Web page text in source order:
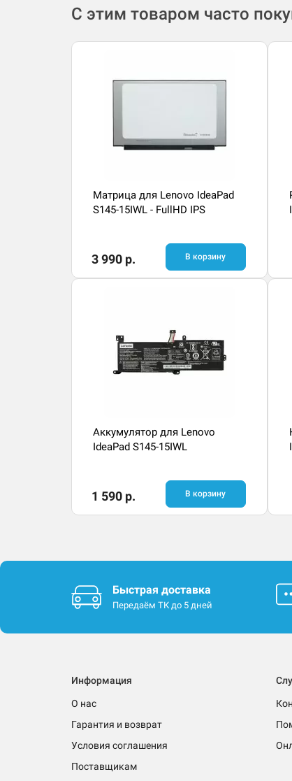
С этим товаром часто
Матрица для Lenovo IdeaPad
S145-15IWL - FullHD IPS
3 990 р. В корзину
Аккумулятор для Lenovo
IdeaPad S145-15IWL
1 590 р. В корзину
Быстрая доставка
Передаём ТК до 5 дней
Информация
О нас
Гарантия и возврат
Условия соглашения
Поставщикам